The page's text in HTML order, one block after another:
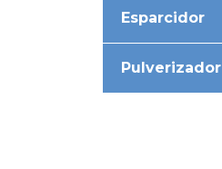
Esparcidor
Pulverizador